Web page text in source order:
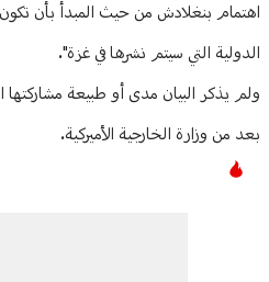
اهتمام بنغلادش من حيث المبدأ بأن
الدولية التي سيتم نشرها في غزة".
ولم يذكر البيان مدى أو طبيعة
بعد من وزارة الخارجية الأميركية.